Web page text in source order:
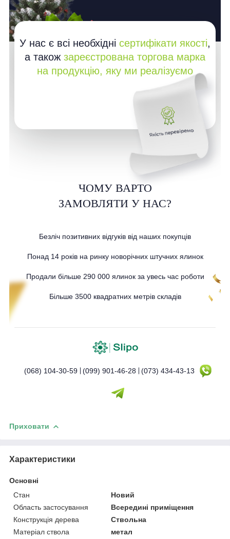
У нас є всі необхідні сертифікати якості,
а також зареєстрована торгова марка
на продукцію, яку ми реалізуємо
ЧОМУ ВАРТО
ЗАМОВЛЯТИ У НАС?
Безліч позитивних відгуків від наших покупців
Понад 14 років на ринку новорічних штучних ялинок
Продали більше 290 000 ялинок за увесь час роботи
Більше 3500 квадратних метрів складів
(068) 104-30-59 (099) 901-46-28 (073) 434-43-13
Приховати
Характеристики
Основні
Стан
Новий
Область застосування
Всередині приміщення
Конструкція дерева
Ствольна
Матеріал ствола
метал